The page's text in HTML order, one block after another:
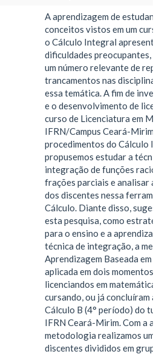
A aprendizagem de
conceitos vistos em um
o Cálculo Integral apresenta
dificuldades preocupantes,
um número relevante de
trancamentos nas disciplinas
essa temática. A fim de
e o desenvolvimento de
curso de Licenciatura em
IFRN/Campus Ceará-Mirim
procedimentos do Cálculo
propusemos estudar a
integração de funções
frações parciais e analisar a
dos discentes nessa
Cálculo. Diante disso,
esta pesquisa, como
para o ensino e a
técnica de integração, a
Aprendizagem Baseada em
aplicada em dois momentos
licenciandos em matemática
cursando, ou já concluíram a
Cálculo B (4° período) do
IFRN Ceará-Mirim. Com a
metodologia realizamos um
discentes divididos em